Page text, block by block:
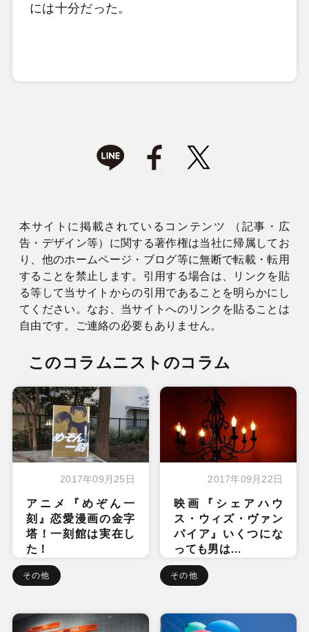
には十分だった。
本サイトに掲載されているコンテンツ （記事・広
告・デザイン等）に関する著作権は当社に帰属してお
り、他のホームページ・ブログ等に無断で転載・転用
することを禁止します。引用する場合は、リンクを貼
る等して当サイトからの引用であることを明らかにし
てください。なお、当サイトへのリンクを貼ることは
自由です。ご連絡の必要もありません。
このコラムニストのコラム
2017年09月25日
アニメ『めぞん一
刻』恋愛漫画の金字
塔！一刻館は実在し
た！
その他
2017年09月22日
映画『シェアハウ
ス・ウィズ・ヴァン
パイア』いくつにな
っても男は…
その他